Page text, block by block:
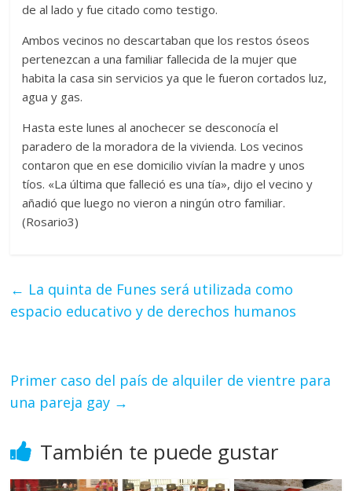
de al lado y fue citado como testigo.
Ambos vecinos no descartaban que los restos óseos
pertenezcan a una familiar fallecida de la mujer que
habita la casa sin servicios ya que le fueron cortados luz,
agua y gas.
Hasta este lunes al anochecer se desconocía el
paradero de la moradora de la vivienda. Los vecinos
contaron que en ese domicilio vivían la madre y unos
tíos. «La última que falleció es una tía», dijo el vecino y
añadió que luego no vieron a ningún otro familiar.
(Rosario3)
← La quinta de Funes será utilizada como
espacio educativo y de derechos humanos
Primer caso del país de alquiler de vientre para
una pareja gay →
También te puede gustar